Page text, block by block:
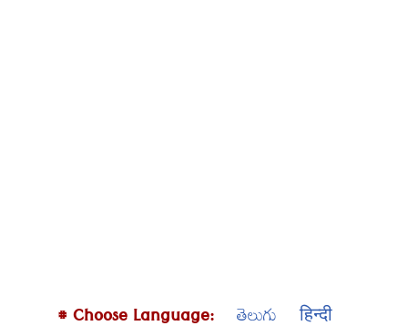
# Choose Language: తెలుగు हिन्दी